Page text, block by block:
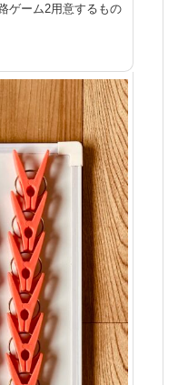
ゲーム2用意するもの